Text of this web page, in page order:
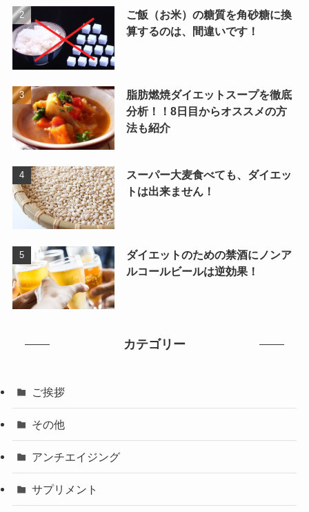
ご飯（お米）の糖質を角砂糖に換
算するのは、間違いです！
脂肪燃焼ダイエットスープを徹底
分析！！8日目からオススメの方
法も紹介
スーパー大麦食べても、ダイエッ
トは出来ません！
ダイエットのための禁酒にノンア
ルコールビールは逆効果！
カテゴリー
ご挨拶
その他
アンチエイジング
サプリメント